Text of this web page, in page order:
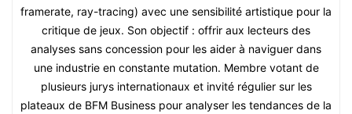
framerate, ray-tracing) avec une sensibilité artistique pour la
critique de jeux. Son objectif : offrir aux lecteurs des
analyses sans concession pour les aider à naviguer dans
une industrie en constante mutation. Membre votant de
plusieurs jurys internationaux et invité régulier sur les
plateaux de BFM Business pour analyser les tendances de la